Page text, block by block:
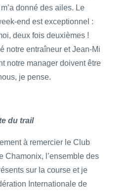
donné des ailes. Le
end est exceptionnel :
deux fois deuxièmes !
notre entraîneur et Jean-Mi
notre manager doivent être
je pense.
du trail
à remercier le Club
Chamonix, l’ensemble des
sur la course et je
Internationale de